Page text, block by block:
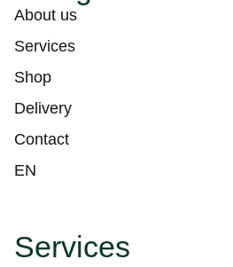
About us
Services
Shop
Delivery
Contact
EN
Services